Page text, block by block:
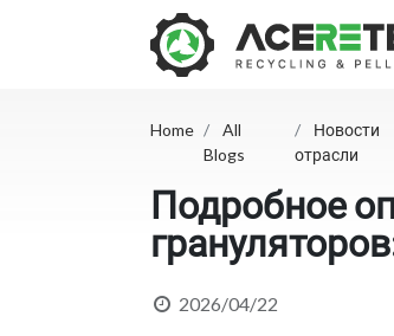
Home
All
Blogs
Новости
отрасли
Подробное
2026/04/22